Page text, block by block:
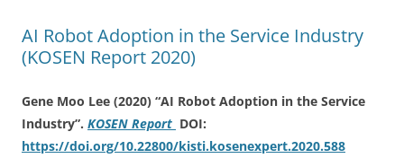
AI Robot Adoption in the Service Industry
(KOSEN Report 2020)
Gene Moo Lee (2020) “AI Robot Adoption in the Service
Industry”. KOSEN Report DOI:
https://doi.org/10.22800/kisti.kosenexpert.2020.588